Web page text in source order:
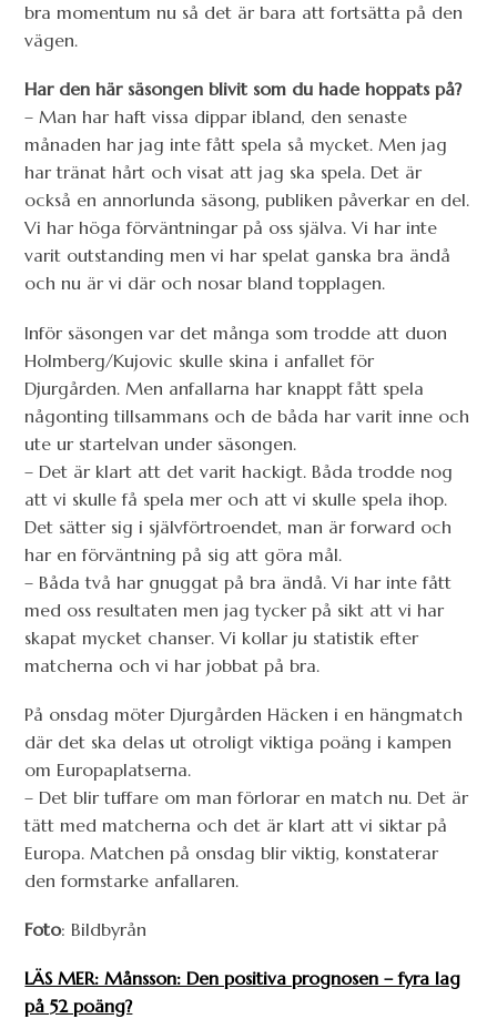
bra momentum nu så det är bara att fortsätta på den
vägen.
Har den här säsongen blivit som du hade hoppats på?
– Man har haft vissa dippar ibland, den senaste
månaden har jag inte fått spela så mycket. Men jag
har tränat hårt och visat att jag ska spela. Det är
också en annorlunda säsong, publiken påverkar en del.
Vi har höga förväntningar på oss själva. Vi har inte
varit outstanding men vi har spelat ganska bra ändå
och nu är vi där och nosar bland topplagen.
Inför säsongen var det många som trodde att duon
Holmberg/Kujovic skulle skina i anfallet för
Djurgården. Men anfallarna har knappt fått spela
någonting tillsammans och de båda har varit inne och
ute ur startelvan under säsongen.
– Det är klart att det varit hackigt. Båda trodde nog
att vi skulle få spela mer och att vi skulle spela ihop.
Det sätter sig i självförtroendet, man är forward och
har en förväntning på sig att göra mål.
– Båda två har gnuggat på bra ändå. Vi har inte fått
med oss resultaten men jag tycker på sikt att vi har
skapat mycket chanser. Vi kollar ju statistik efter
matcherna och vi har jobbat på bra.
På onsdag möter Djurgården Häcken i en hängmatch
där det ska delas ut otroligt viktiga poäng i kampen
om Europaplatserna.
– Det blir tuffare om man förlorar en match nu. Det är
tätt med matcherna och det är klart att vi siktar på
Europa. Matchen på onsdag blir viktig, konstaterar
den formstarke anfallaren.
Foto: Bildbyrån
LÄS MER: Månsson: Den positiva prognosen – fyra lag
på 52 poäng?